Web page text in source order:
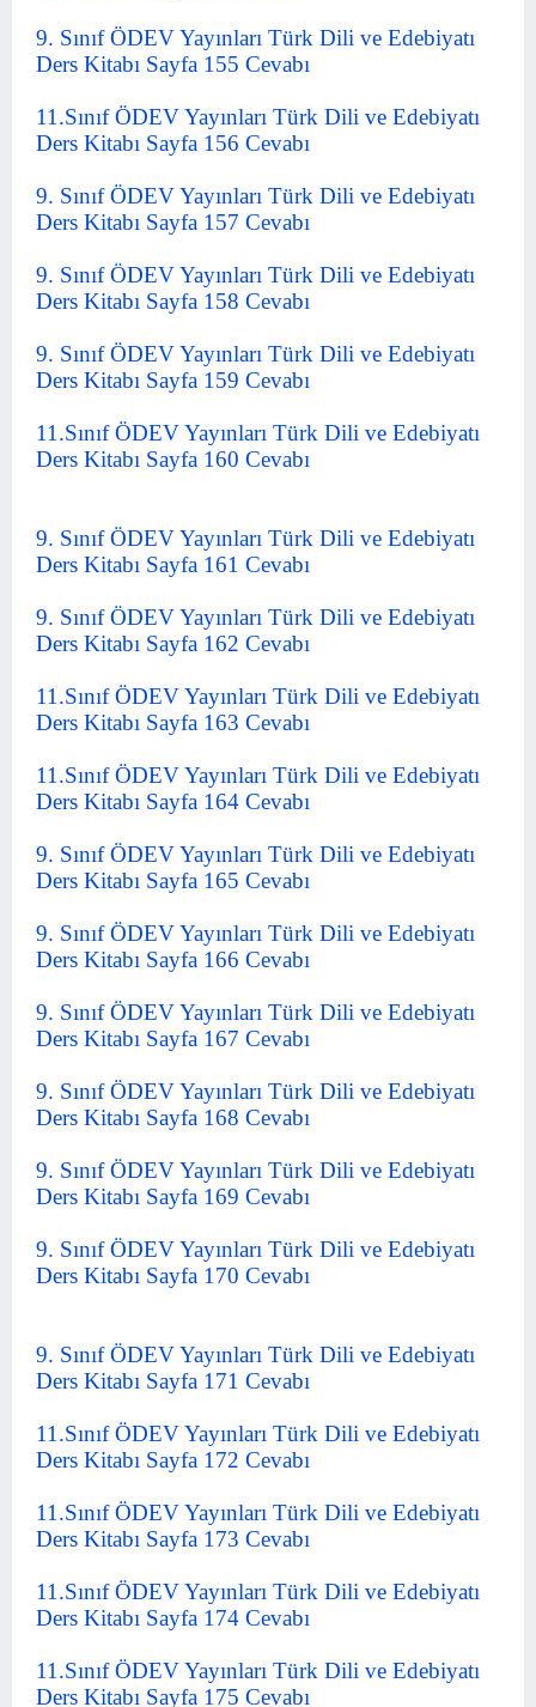
9. Sınıf ÖDEV Yayınları Türk Dili ve Edebiyatı
Ders Kitabı Sayfa 155 Cevabı
11.Sınıf ÖDEV Yayınları Türk Dili ve Edebiyatı
Ders Kitabı Sayfa 156 Cevabı
9. Sınıf ÖDEV Yayınları Türk Dili ve Edebiyatı
Ders Kitabı Sayfa 157 Cevabı
9. Sınıf ÖDEV Yayınları Türk Dili ve Edebiyatı
Ders Kitabı Sayfa 158 Cevabı
9. Sınıf ÖDEV Yayınları Türk Dili ve Edebiyatı
Ders Kitabı Sayfa 159 Cevabı
11.Sınıf ÖDEV Yayınları Türk Dili ve Edebiyatı
Ders Kitabı Sayfa 160 Cevabı
9. Sınıf ÖDEV Yayınları Türk Dili ve Edebiyatı
Ders Kitabı Sayfa 161 Cevabı
9. Sınıf ÖDEV Yayınları Türk Dili ve Edebiyatı
Ders Kitabı Sayfa 162 Cevabı
11.Sınıf ÖDEV Yayınları Türk Dili ve Edebiyatı
Ders Kitabı Sayfa 163 Cevabı
11.Sınıf ÖDEV Yayınları Türk Dili ve Edebiyatı
Ders Kitabı Sayfa 164 Cevabı
9. Sınıf ÖDEV Yayınları Türk Dili ve Edebiyatı
Ders Kitabı Sayfa 165 Cevabı
9. Sınıf ÖDEV Yayınları Türk Dili ve Edebiyatı
Ders Kitabı Sayfa 166 Cevabı
9. Sınıf ÖDEV Yayınları Türk Dili ve Edebiyatı
Ders Kitabı Sayfa 167 Cevabı
9. Sınıf ÖDEV Yayınları Türk Dili ve Edebiyatı
Ders Kitabı Sayfa 168 Cevabı
9. Sınıf ÖDEV Yayınları Türk Dili ve Edebiyatı
Ders Kitabı Sayfa 169 Cevabı
9. Sınıf ÖDEV Yayınları Türk Dili ve Edebiyatı
Ders Kitabı Sayfa 170 Cevabı
9. Sınıf ÖDEV Yayınları Türk Dili ve Edebiyatı
Ders Kitabı Sayfa 171 Cevabı
11.Sınıf ÖDEV Yayınları Türk Dili ve Edebiyatı
Ders Kitabı Sayfa 172 Cevabı
11.Sınıf ÖDEV Yayınları Türk Dili ve Edebiyatı
Ders Kitabı Sayfa 173 Cevabı
11.Sınıf ÖDEV Yayınları Türk Dili ve Edebiyatı
Ders Kitabı Sayfa 174 Cevabı
11.Sınıf ÖDEV Yayınları Türk Dili ve Edebiyatı
Ders Kitabı Sayfa 175 Cevabı